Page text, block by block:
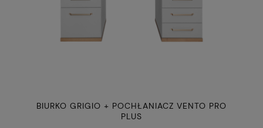
BIURKO GRIGIO + POCHŁANIACZ VENTO PRO
PLUS